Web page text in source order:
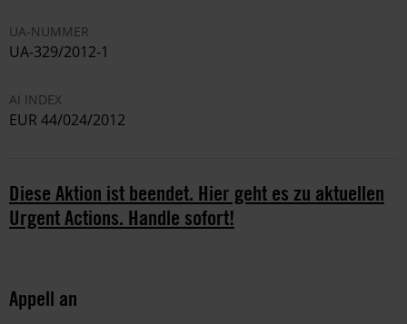
UA-NUMMER
UA-329/2012-1
AI INDEX
EUR 44/024/2012
Diese Aktion ist beendet. Hier geht es zu aktuellen
Urgent Actions. Handle sofort!
Appell an